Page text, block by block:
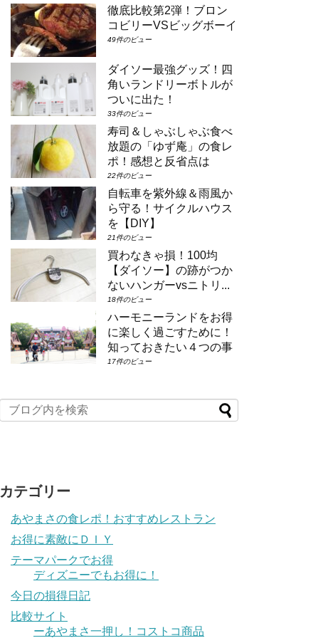
場合は①コンシェルジュ・スーペリアル
ーム（パークビュー）（3-6階）➁コン
シェルジュ・デラックスルーム（パーク
ビュー）（3-6階）③コンシェルジュ・
スーペリアルーム（パークビュー）（7-
8階）④コンシェルジュ・デラックスル
ーム（パークビュー）（7-8階）とな
り...
徹底比較第2弾！ブロン
コビリーVSビッグボーイ
49件のビュー
ダイソー最強グッズ！四
角いランドリーボトルが
ついに出た！
33件のビュー
寿司＆しゃぶしゃぶ食べ
放題の「ゆず庵」の食レ
ポ！感想と反省点は
22件のビュー
自転車を紫外線＆雨風か
ら守る！サイクルハウス
を【DIY】
21件のビュー
買わなきゃ損！100均
【ダイソー】の跡がつか
ないハンガーvsニトリ...
18件のビュー
ハーモニーランドをお得
に楽しく過ごすために！
知っておきたい４つの事
17件のビュー
カテゴリー
あやまさの食レポ！おすすめレストラン
お得に素敵にＤＩＹ
テーマパークでお得
ディズニーでもお得に！
今日の損得日記
比較サイト
ーあやまさ一押し！コストコ商品